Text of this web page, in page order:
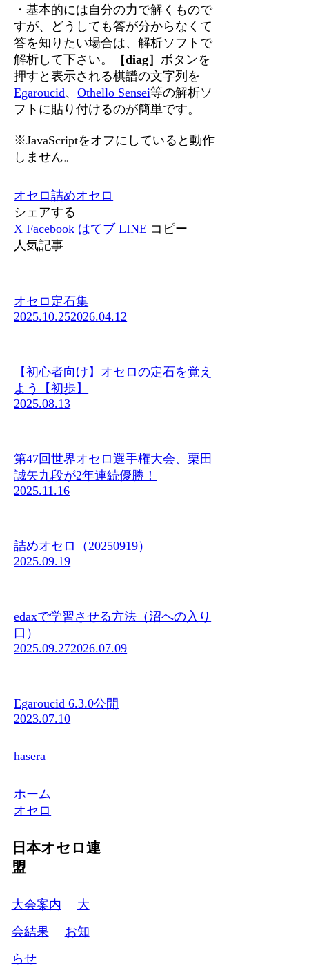
・基本的には自分の力で解くもので
すが、どうしても答が分からなくて
答を知りたい場合は、解析ソフトで
解析して下さい。
［diag］ ボタンを
押すと表示される棋譜の文字列を
Egaroucid、Othello Sensei等の解析ソ
フトに貼り付けるのが簡単です。
※JavaScriptをオフにしていると動作
しません。
オセロ詰めオセロ
シェアする
X Facebook はてブ LINE コピー
人気記事
オセロ定石集
2025.10.252026.04.12
【初心者向け】オセロの定石を覚え
よう【初歩】
2025.08.13
第47回世界オセロ選手権大会、栗田
誠矢九段が2年連続優勝！
2025.11.16
詰めオセロ（20250919）
2025.09.19
edaxで学習させる方法（沼への入り
口）
2025.09.272026.07.09
Egaroucid 6.3.0公開
2023.07.10
hasera
ホーム
オセロ
日本オセロ連
盟
大会案内
大
会結果
お知
らせ